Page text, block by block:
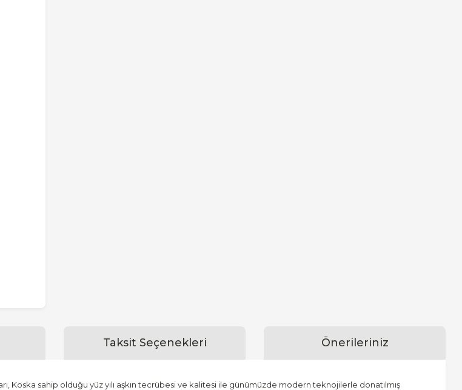
Taksit Seçenekleri Önerileriniz
Koska sahip olduğu yüz yılı aşkın tecrübesi ve kalitesi ile günümüzde modern teknojilerle donatılmış